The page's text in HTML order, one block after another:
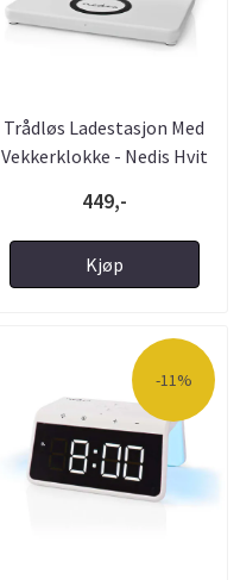
Trådløs Ladestasjon Med
Vekkerklokke - Nedis Hvit
449,-
Kjøp
-11%